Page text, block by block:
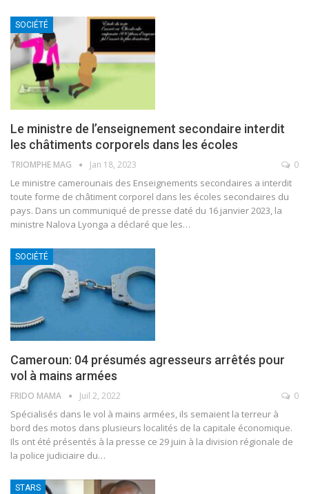
SOCIÉTÉ
Le ministre de l’enseignement secondaire interdit
les châtiments corporels dans les écoles
TRIOMPHE MAG Jan 18, 2023 0
Le ministre camerounais des Enseignements secondaires a interdit
toute forme de châtiment corporel dans les écoles secondaires du
pays. Dans un communiqué de presse daté du 16 janvier 2023, la
ministre Nalova Lyonga a déclaré que les…
SOCIÉTÉ
Cameroun: 04 présumés agresseurs arrêtés pour
vol à mains armées
FRIDO MAMA Juil 2, 2022 0
Spécialisés dans le vol à mains armées, ils semaient la terreur à
bord des motos dans plusieurs localités de la capitale économique.
Ils ont été présentés à la presse ce 29 juin à la division régionale de
la police judiciaire du…
STARS